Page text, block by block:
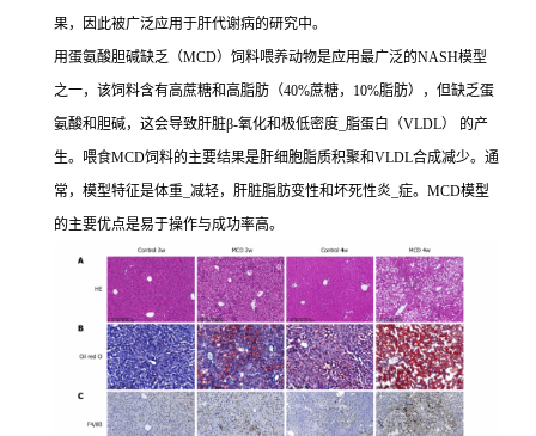
果，因此被广泛应用于肝代谢病的研究中。
用蛋氨酸胆碱缺乏（MCD）饲料喂养动物是应用最广泛的NASH模型
之一，该饲料含有高蔗糖和高脂肪（40%蔗糖，10%脂肪），但缺乏蛋
氨酸和胆碱，这会导致肝脏β-氧化和极低密度_脂蛋白（VLDL） 的产
生。喂食MCD饲料的主要结果是肝细胞脂质积聚和VLDL合成减少。通
常，模型特征是体重_减轻，肝脏脂肪变性和坏死性炎_症。MCD模型
的主要优点是易于操作与成功率高。